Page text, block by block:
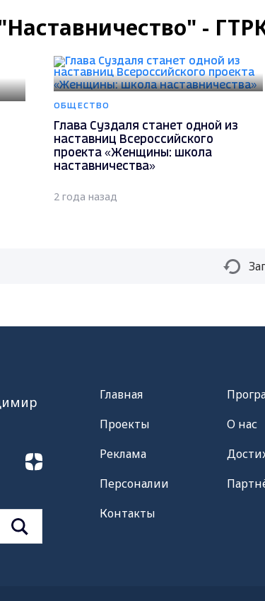
-
ОБЩЕСТВО
Глава Суздаля станет одной из
наставниц Всероссийского
проекта «Женщины: школа
наставничества»
2 года назад
Главная
Проекты
Реклама
Персоналии
Контакты
О нас